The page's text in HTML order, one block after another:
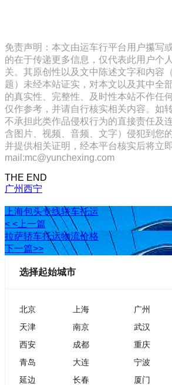
免责声明：本文由运车行平台用户攥写
的在于传递更多信息，仅代表此用户个
关。其原创性以及文中陈述文字和内容
题）未经本站证实，对本文以及其中全
的真实性、完整性、及时性本站不作任
仅作参考，并请自行核实相关内容。如
不承担此类作品侵权行为的直接责任及
含图片、视频、音频、文字）侵犯到您
并提供相关证明，经本平台核实后将立
mail:mc@yunchexing.com
THE END
广州西宁
上海包头专线轿车托运
< <上一篇
拉萨轿车托运物流价格
下一篇>>
选择起始城市
北京 上海 广州
天津
南京 武汉
西安
成都 重庆
青岛
大连 宁波
延边
长春 厦门